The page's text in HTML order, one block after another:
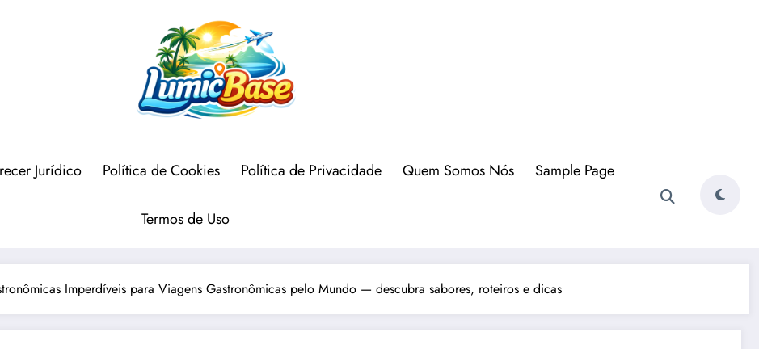
Jurídico Política de Cookies Política de Privacidade Quem Somos Nós Sample Page
Termos de Uso
Imperdíveis para Viagens Gastronômicas pelo Mundo — descubra sabores, roteiros e dicas